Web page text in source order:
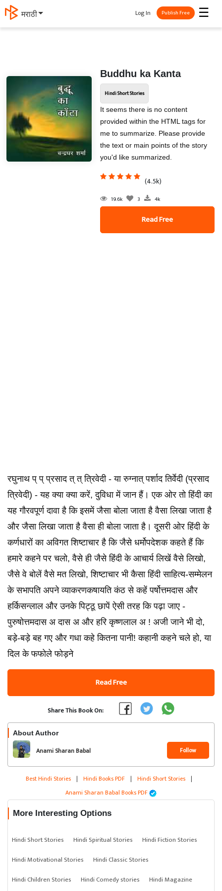
मराठी ☰
Log In Publish Free
Buddhu ka Kanta
Hindi Short Stories
It seems there is no content
provided within the HTML tags for
me to summarize. Please provide
the text or main points of the story
you'd like summarized.
(4.5k)
19.6k 3 4k
Read Free
रघुनाथ प् प् प्रसाद त् त् त्रिवेदी - या रुग्‍नात् पर्शाद तिर्वेदी (प्रसाद
त्रिवेदी) - यह क्‍या क्‍या करें, दुविधा में जान हैं। एक ओर तो हिंदी का
यह गौरवपूर्ण दावा है कि इसमें जैसा बोला जाता है वैसा लिखा जाता है
और जैसा लिखा जाता है वैसा ही बोला जाता है। दूसरी ओर हिंदी के
कर्णधारों का अविगत शिष्‍टाचार है कि जैसे धर्मोपदेशक कहते हैं कि
हमारे कहने पर चलो, वैसे ही जैसे हिंदी के आचार्य लिखें वैसे लिखो,
जैसे वे बोलें वैसे मत लिखो, शिष्‍टाचार भी कैसा हिंदी साहित्‍य-सम्‍मेलन
के सभापति अपने व्‍याकरणकषायति कंठ से कहें पर्षोत्तमदास और
हर्किसन्लाल और उनके पिट्ठू छापें ऐसी तरह कि पढ़ा जाए -
पुरुषोत्तमदास अ दास अ और हरि कृष्‍णलाल अ ! अजी जाने भी दो,
बड़े-बड़े बह गए और गधा कहे कितना पानी! कहानी कहने चले हो, या
दिल के फफोले फोड़ने
Read Free
Share This Book On:
About Author
Anami Sharan Babal Follow
Best Hindi Stories | Hindi Books PDF | Hindi Short Stories |
Anami Sharan Babal Books PDF
More Interesting Options
Hindi Short Stories Hindi Spiritual Stories
Hindi Fiction Stories
Hindi Motivational Stories
Hindi Classic Stories
Hindi Children Stories
Hindi Comedy stories Hindi Magazine